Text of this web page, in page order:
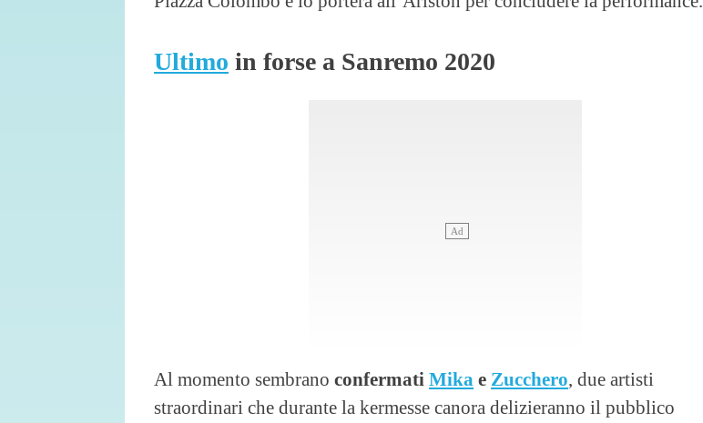
Ultimo in forse a Sanremo 2020
Al momento sembrano confermati Mika e Zucchero, due artisti
straordinari che durante la kermesse canora delizieranno il pubblico